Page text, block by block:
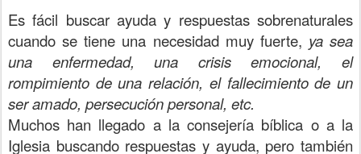
Es fácil buscar ayuda y respuestas sobrenaturales
cuando se tiene una necesidad muy fuerte, ya sea
una enfermedad, una crisis emocional, el
rompimiento de una relación, el fallecimiento de un
ser amado, persecución personal, etc.
Muchos han llegado a la consejería bíblica o a la
Iglesia buscando respuestas y ayuda, pero también